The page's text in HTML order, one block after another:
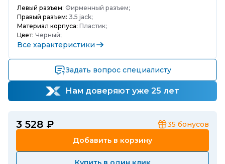
Левый разъем: Фирменный разъем;
Правый разъем: 3.5 jack;
Материал корпуса: Пластик;
Цвет: Черный;
Все характеристики
Задать вопрос специалисту
Нам доверяют уже 25 лет
3 528 ₽ 35 бонусов
Добавить в корзину